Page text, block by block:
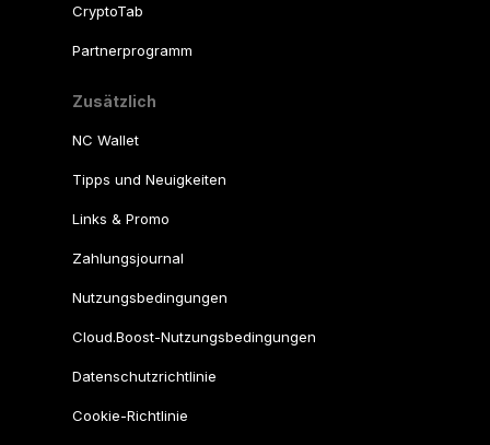
CryptoTab
Partnerprogramm
Zusätzlich
NC Wallet
Tipps und Neuigkeiten
Links & Promo
Zahlungsjournal
Nutzungsbedingungen
Cloud.Boost-Nutzungsbedingungen
Datenschutzrichtlinie
Cookie-Richtlinie